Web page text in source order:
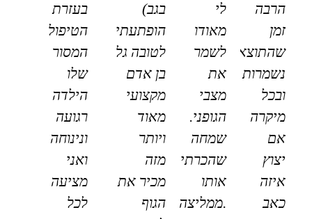
הרבה
זמן
שהתוצאות
נשמרות
ובכל
מיקרה
אם
יצוץ
איזה
כאב
לי
מאודו
לשמר
את
מצבי
הגופני.
שמחה
שהכרתי
אותו
.ממליצה
בגב)
הופתעתי
לטובה גל
בן אדם
מקצועי
מאוד
ויותר
מזה
מכיר את
הגוף
בעזרת
הטיפול
המסור
שלו
הילדה
רגועה
ונינוחה
ואני
מציעה
לכל